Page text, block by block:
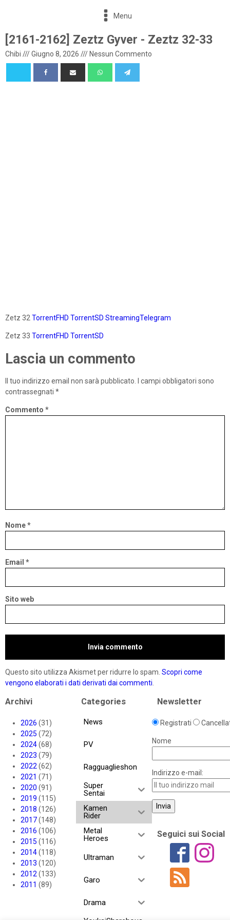
Menu
[2161-2162] Zeztz Gyver - Zeztz 32-33
Chibi ///Giugno 8, 2026 /// Nessun Commento
Zetz 32 TorrentFHD TorrentSD StreamingTelegram
Zetz 33 TorrentFHD TorrentSD
Lascia un commento
Il tuo indirizzo email non sarà pubblicato.
I campi obbligatori sono
contrassegnati *
Commento *
Nome*
Email *
Sito web
Questo sito utilizza Akismet per ridurre lo spam. Scopri come
vengono elaborati i dati derivati dai commenti.
Archivi
2026 (31)
2025 (72)
2024(68)
2023 (79)
2022(62)
2021 (71)
2020 (91)
2019 (115)
2018 (126)
2017(148)
2016 (106)
2015 (116)
2014(118)
2013 (120)
2012(133)
2011 (89)
Categories
News
PV
Ragguaglieshon
Super
Sentai
Kamen
Rider
Metal
Heroes
Ultraman
Garo
Drama
Newsletter
Registrati
Nome
Indirizzo e-mail:
Seguici sui Social